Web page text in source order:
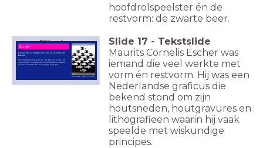
hoofdrolspeelster én de
restvorm: de zwarte beer.
Escher
Iemand die veel werkte met vorm én restvorm was
Escher.
• Een Nederlandse graficus, die bekend is om zijn
houtsneden, houtgravures en lithografieën, waarin
hij vaak speelde met wiskundige principes.
Lucht en water I (1938) - M.C. Escher
Slide 17 - Tekstslide
Maurits Cornelis Escher was
iemand die veel werkte met
vorm én restvorm. Hij was een
Nederlandse graficus die
bekend stond om zijn
houtsneden, houtgravures en
lithografieën waarin hij vaak
speelde met wiskundige
principes.